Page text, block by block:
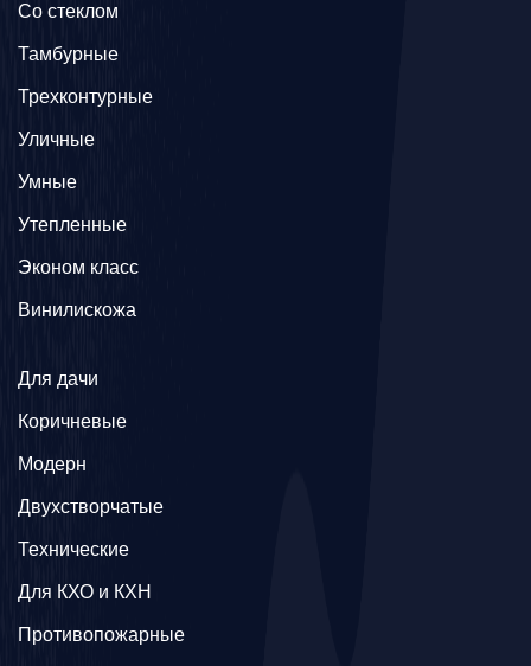
Со стеклом
Тамбурные
Трехконтурные
Уличные
Умные
Утепленные
Эконом класс
Винилискожа
Для дачи
Коричневые
Модерн
Двухстворчатые
Технические
Для КХО и КХН
Противопожарные